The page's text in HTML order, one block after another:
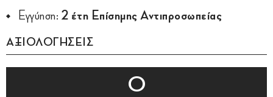
Εγγύηση: 2 έτη Επίσημης Αντιπροσωπείας
ΑΞΙΟΛΟΓΗΣΕΙΣ
0